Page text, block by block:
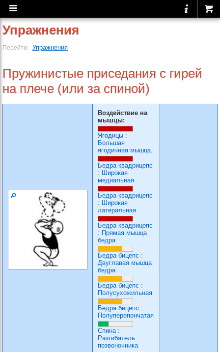
Упражнения
Перейти: Упражнения
Пружинистые приседания с гирей
на плече (или за спиной)
Воздействие на
мышцы:
Ягодицы :
Большая
ягодичная мышца.
Бедра квадрицепс
: Широкая
медиальная
Бедра квадрицепс
: Широкая
латеральная
Бедра квадрицепс
: Прямая мышца
бедра
Бедра бицепс :
Двуглавая мышца
бедра
Бедра бицепс :
Полусухожильная
Бедра бицепс :
Полуперепончатая
Спина:
Разгибатель
позвоночника